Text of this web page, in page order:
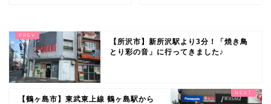
【所沢市】新所沢駅より3分！「焼き鳥
とり彩の音」に行ってきました♪
【鶴ヶ島市】東武東上線 鶴ヶ島駅から